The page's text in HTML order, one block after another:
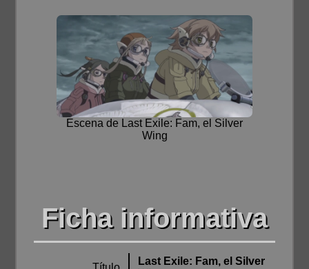
Escena de Last Exile: Fam, el Silver
Wing
Ficha informativa
Last Exile: Fam, el Silver